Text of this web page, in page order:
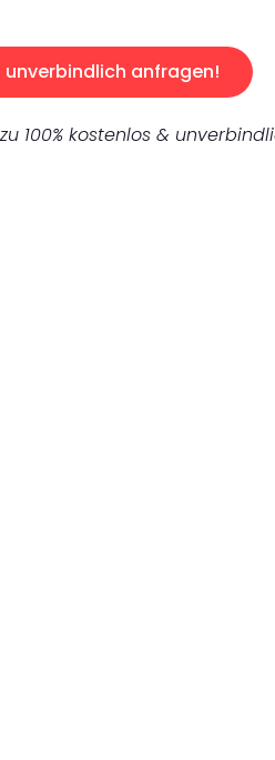
unverbindlich anfragen!
100% kostenlos &